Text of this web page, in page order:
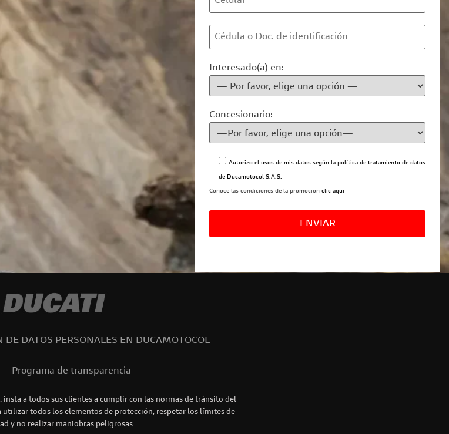
Interesado(a) en:
Concesionario:
Autorizo el usos de mis datos según la política de tratamiento de datos
de Ducamotocol S.A.S.
Conoce las condiciones de la promoción clic aquí
campo
DE DATOS PERSONALES EN DUCAMOTOCOL
– Programa de transparencia
insta a todos sus clientes a cumplir con las normas de tránsito del
todos los elementos de protección, respetar los límites de
y no realizar maniobras peligrosas.